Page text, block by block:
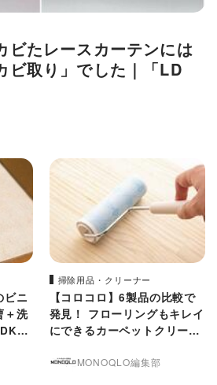
ビたレースカーテンには
ビ取り」でした｜「LD
ビニ
＋洗
」
掃除用品・クリーナー
【コロコロ】6製品の比較で
発見！ フローリングもキレイ
にできるカーペットクリーナ
MONOQLO編集部